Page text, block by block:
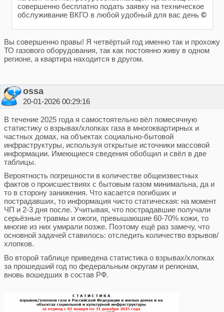
совершенно бесплатно подать заявку на техническое
обслуживание ВКГО в любой удобный для вас день ©
Вы совершенно правы! Я четвёртый год именно так и прохожу
ТО газового оборудования, так как постоянно живу в одном
регионе, а квартира находится в другом.
ossa
20-01-2026 00:29:16
В течение 2025 года я самостоятельно вёл помесячную
статистику о взрывах/хлопках газа в многоквартирных и
частных домах, на объектах социально-бытовой
инфраструктуры, используя открытые источники массовой
информации. Имеющиеся сведения обобщил и свёл в две
таблицы.
Вероятность погрешности в количестве общеизвестных
фактов о происшествиях с бытовым газом минимальна, да и
то в сторону занижения. Что касается погибших и
пострадавших, то информация чисто статическая: на момент
ЧП и 2-3 дня после. Учитывая, что пострадавшие получали
серьёзные травмы и ожоги, превышаюшие 60-70% кожи, то
многие из них умирали позже. Поэтому ещё раз замечу, что
основной задачей ставилось: отследить количество взрывов/
хлопков.
Во второй таблице приведена статистика о взрывах/хлопках
за прошедший год по федеральным округам и регионам,
вновь вошедших в состав РФ.